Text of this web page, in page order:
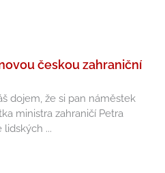
českou zahraniční
dojem, že si pan náměstek
ministra zahraničí Petra
...